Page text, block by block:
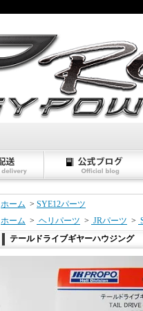
ホーム > SYE12パーツ
ホーム > ヘリパーツ > JRパーツ >
テールドライブギヤーハウジング